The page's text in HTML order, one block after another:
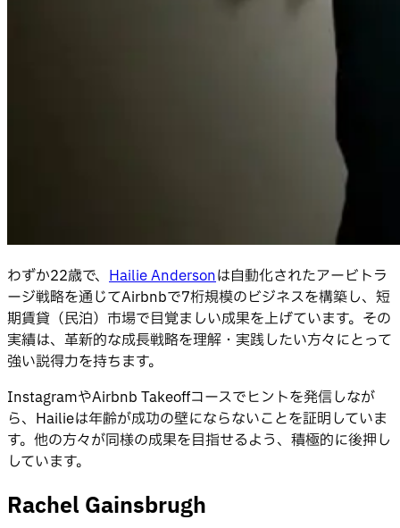
わずか22歳で、 Hailie Andersonは自動化されたアービトラ
ージ戦略を通じてAirbnbで7桁規模のビジネスを構築し、短
期賃貸（民泊）市場で目覚ましい成果を上げています。その
実績は、革新的な成長戦略を理解・実践したい方々にとって
強い説得力を持ちます。
InstagramやAirbnb Takeoffコースでヒントを発信しなが
ら、Hailieは年齢が成功の壁にならないことを証明していま
す。他の方々が同様の成果を目指せるよう、積極的に後押し
しています。
Rachel Gainsbrugh